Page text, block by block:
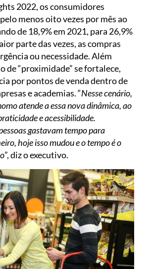
2022, os consumidores
menos oito vezes por mês ao
de 18,9% em 2021, para 26,9%
parte das vezes, as compras
ou necessidade. Além
de “proximidade” se fortalece,
por pontos de venda dentro de
e academias. “Nesse cenário,
atende a essa nova dinâmica, ao
e acessibilidade.
gastavam tempo para
hoje isso mudou e o tempo é o
”, diz o executivo.